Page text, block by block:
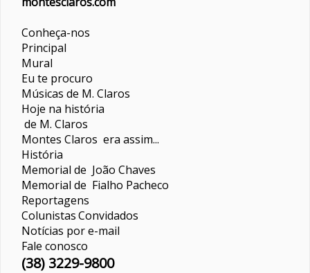
Conheça-nos
Principal
Mural
Eu te procuro
Músicas de M. Claros
Hoje na história
de M. Claros
Montes Claros era assim...
História
Memorial de João Chaves
Memorial de Fialho Pacheco
Reportagens
ColunistasConvidados
Notícias por e-mail
Fale conosco
(38) 3229-9800